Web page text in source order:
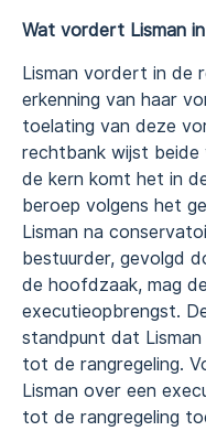
Wat vordert Lisman
Lisman vordert in de
erkenning van haar
toelating van deze
rechtbank wijst beide
de kern komt het in
beroep volgens het
Lisman na
bestuurder, gevolgd
de hoofdzaak, mag
executieopbrengst.
standpunt dat
tot de rangregeling.
Lisman over een
tot de rangregeling